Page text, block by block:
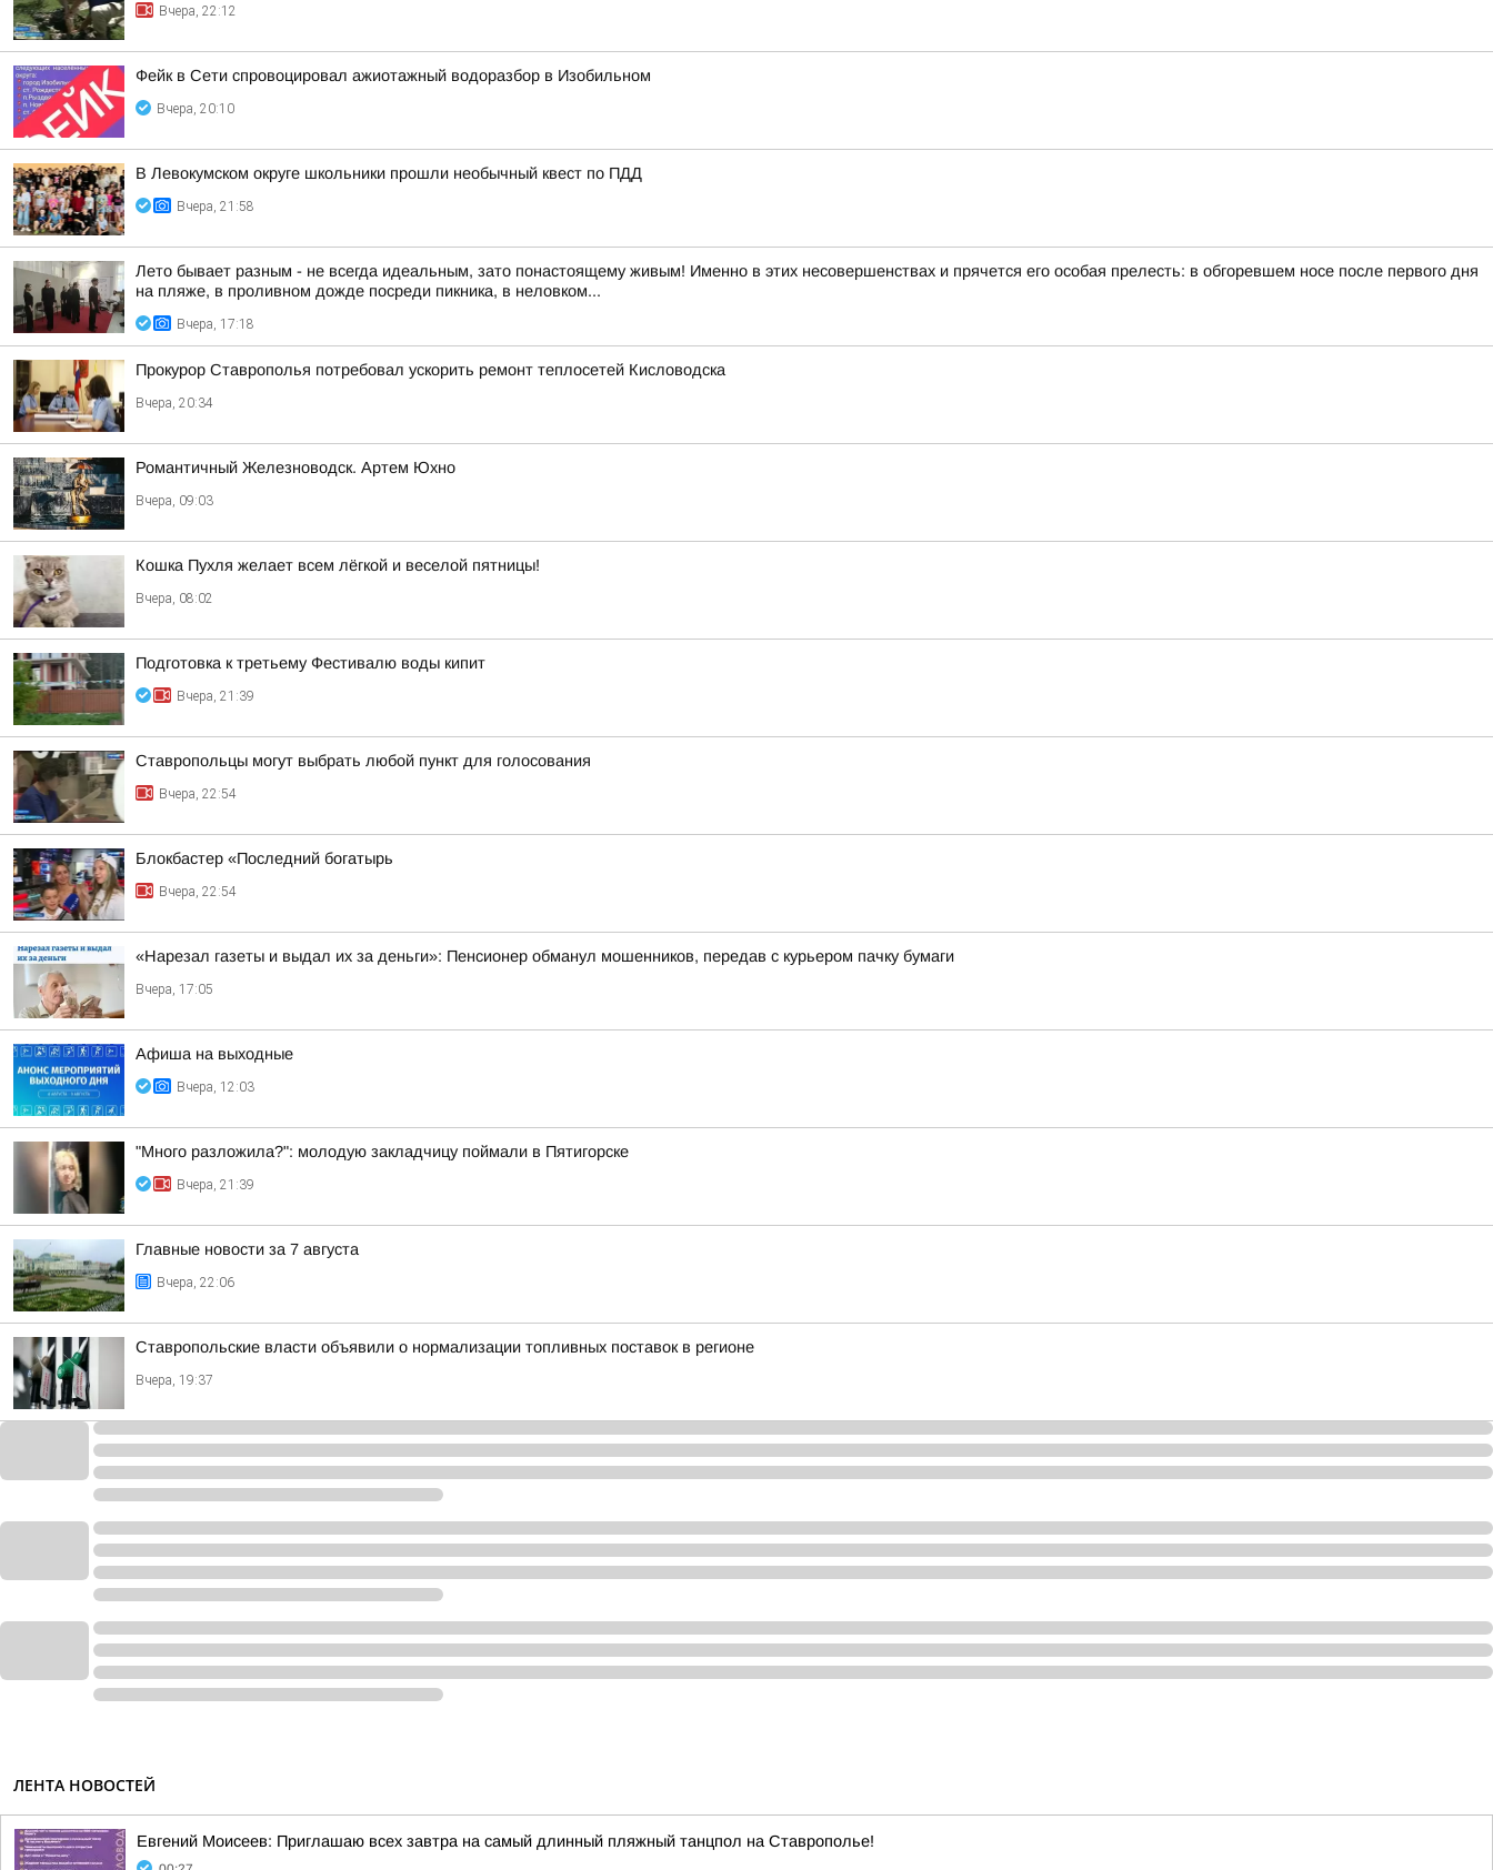
Вчера, 22:12
Фейк в Сети спровоцировал ажиотажный водоразбор в Изобильном
Вчера, 20:10
В Левокумском округе школьники прошли необычный квест по ПДД
Вчера, 21:58
Лето бывает разным - не всегда идеальным, зато понастоящему живым! Именно в этих несовершенствах и прячется его особая прелесть: в обгоревшем носе после первого дня
на пляже, в проливном дожде посреди пикника, в неловком...
Вчера, 17:18
Прокурор Ставрополья потребовал ускорить ремонт теплосетей Кисловодска
Вчера, 20:34
Романтичный Железноводск. Артем Юхно
Вчера, 09:03
Кошка Пухля желает всем лёгкой и веселой пятницы!
Вчера, 08:02
Подготовка к третьему Фестивалю воды кипит
Вчера, 21:39
Ставропольцы могут выбрать любой пункт для голосования
Вчера, 22:54
Блокбастер «Последний богатырь
Вчера, 22:54
«Нарезал газеты и выдал их за деньги»: Пенсионер обманул мошенников, передав с курьером пачку бумаги
Вчера, 17:05
Афиша на выходные
Вчера, 12:03
"Много разложила?": молодую закладчицу поймали в Пятигорске
Вчера, 21:39
Главные новости за 7 августа
Вчера, 22:06
Ставропольские власти объявили о нормализации топливных поставок в регионе
Вчера, 19:37
ЛЕНТА НОВОСТЕЙ
Евгений Моисеев: Приглашаю всех завтра на самый длинный пляжный танцпол на Ставрополье!